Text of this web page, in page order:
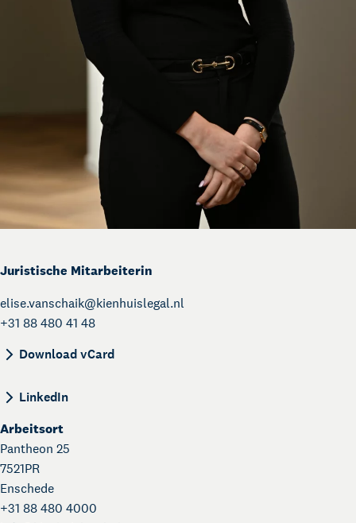
Juristische Mitarbeiterin
elise.vanschaik@kienhuislegal.nl
+31 88 480 41 48
Download vCard
LinkedIn
Arbeitsort
Pantheon 25
7521PR
Enschede
+31 88 480 4000